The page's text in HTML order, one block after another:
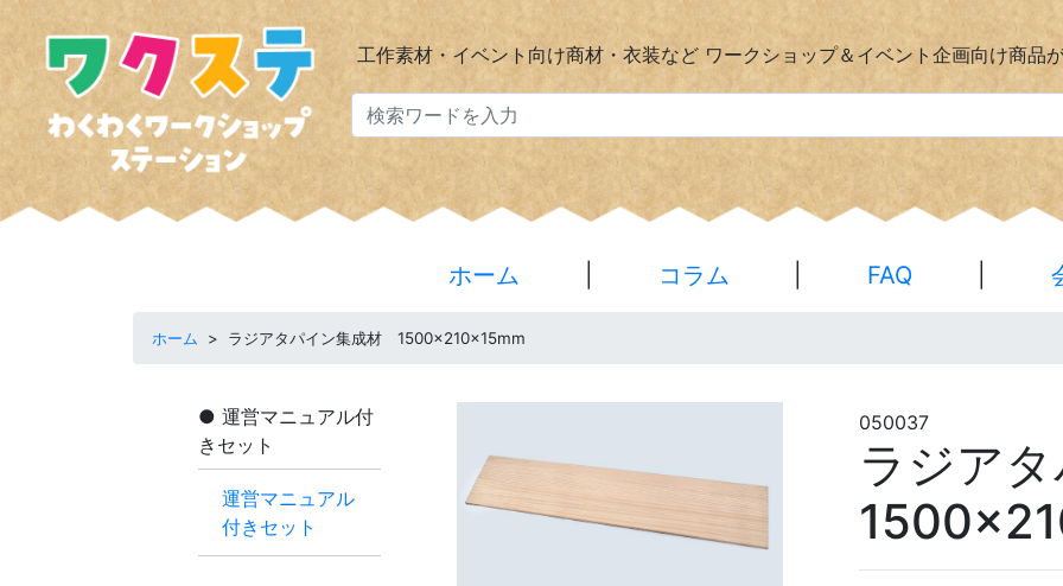
工作素材・イベント向け商材・衣装など ワークショップ＆イベント企画向け商品
ホーム コラム FAQ
ホーム > ラジアタパイン集成材 1500×210×15mm
運営マニュアル付
きセット
運営マニュアル
付きセット
050037
ラジア